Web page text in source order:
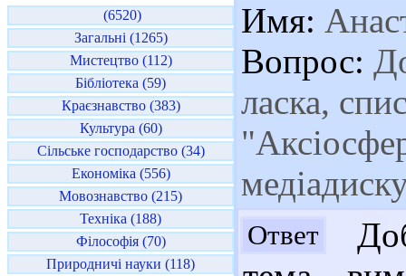
(6520)
Загальні (1265)
Мистецтво (112)
Бібліотека (59)
Краєзнавство (383)
Культура (60)
Сільське господарство (34)
Економіка (556)
Мовознавство (215)
Техніка (188)
Філософія (70)
Природничі науки (118)
Имя:
Вопрос:
ласка,
Ответ